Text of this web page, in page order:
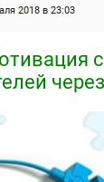
2018 в 23:03